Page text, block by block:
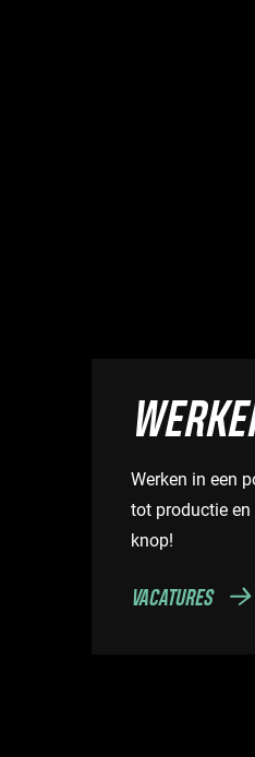
Werken in een
tot productie
knop!
VACATURES